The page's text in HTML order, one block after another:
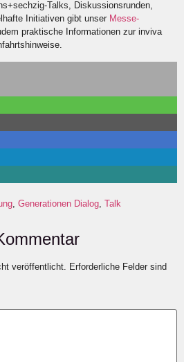
Talks, Diskussionsrunden,
Initiativen gibt unser Messe-
praktische Informationen zur inviva
Generationen Dialog Talk
veröffentlicht. Erforderliche Felder sind